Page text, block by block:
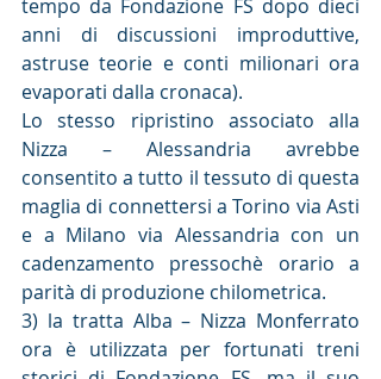
tempo da Fondazione FS dopo dieci
anni di discussioni improduttive,
astruse teorie e conti milionari ora
evaporati dalla cronaca).
Lo stesso ripristino associato alla
Nizza – Alessandria avrebbe
consentito a tutto il tessuto di questa
maglia di connettersi a Torino via Asti
e a Milano via Alessandria con un
cadenzamento pressochè orario a
parità di produzione chilometrica.
3) la tratta Alba – Nizza Monferrato
ora è utilizzata per fortunati treni